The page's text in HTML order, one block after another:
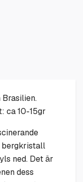
ca 10-15gr
bergkristall
ned. Det är
dess